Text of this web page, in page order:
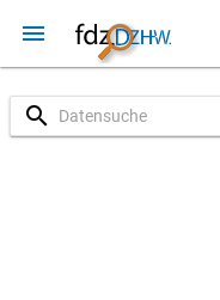
menu
search